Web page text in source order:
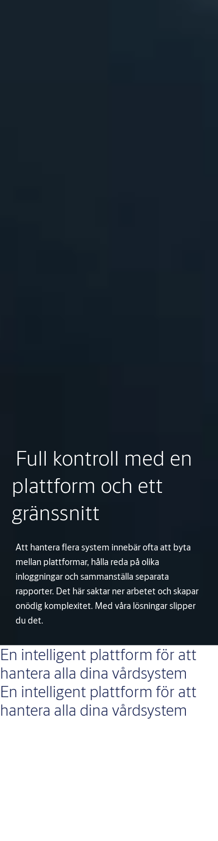
Full kontroll med en
plattform och ett
gränssnitt
Att hantera flera system innebär ofta att byta
mellan plattformar, hålla reda på olika
inloggningar och sammanställa separata
rapporter. Det här saktar ner arbetet och skapar
onödig komplexitet. Med våra lösningar slipper
du det.
En intelligent plattform för att
hantera alla dina vårdsystem
En intelligent plattform för att
hantera alla dina vårdsystem